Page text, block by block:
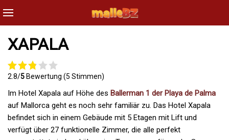
XAPALA
2.8/5 Bewertung (5 Stimmen)
Im Hotel Xapala auf Höhe des Ballerman 1 der Playa de Palma
auf Mallorca geht es noch sehr familiär zu. Das Hotel Xapala
befindet sich in einem Gebäude mit 5 Etagen mit Lift und
verfügt über 27 funktionelle Zimmer, die alle perfekt